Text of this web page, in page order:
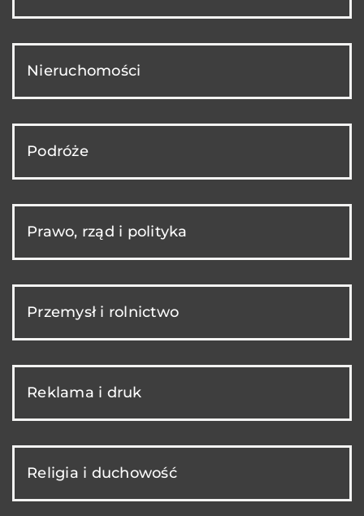
Nieruchomości
Podróże
Prawo, rząd i polityka
Przemysł i rolnictwo
Reklama i druk
Religia i duchowość